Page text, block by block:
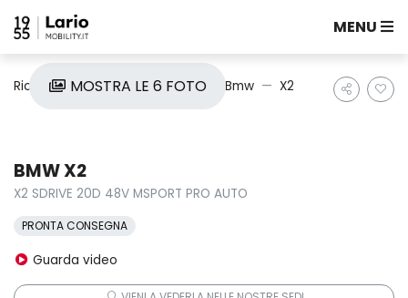
MENU
Ricerca auto Nuove e Km0 Bmw X2
MOSTRA LE 6 FOTO
BMW X2
X2 SDRIVE 20D 48V MSPORT PRO AUTO
PRONTA CONSEGNA
Guarda video